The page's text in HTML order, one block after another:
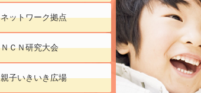
ネットワーク拠点
ＮＣＮ研究大会
親子いきいき広場